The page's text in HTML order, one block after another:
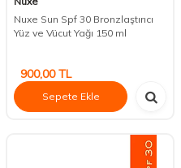
Nuxe Sun Spf 30 Bronzlaştırıcı
Yüz ve Vücut Yağı 150 ml
900,00TL
Sepete Ekle